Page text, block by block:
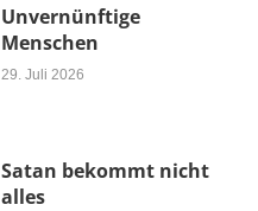
Unvernünftige
Menschen
29. Juli 2026
Satan bekommt nicht
alles